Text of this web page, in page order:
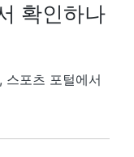
확인하나
스포츠 포털에서